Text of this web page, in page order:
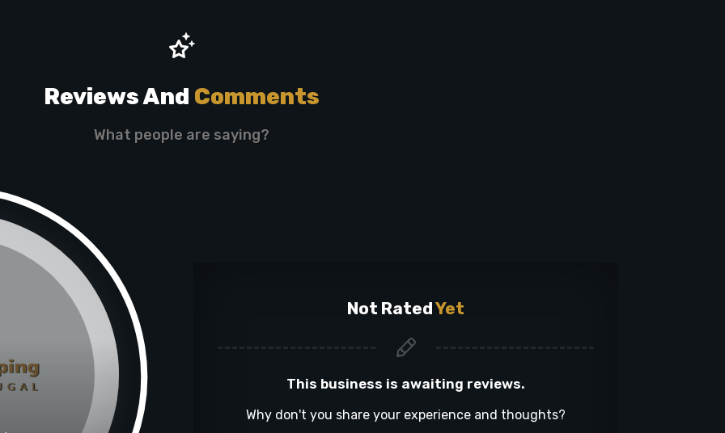
Reviews And Comments
What people are saying?
Not RatedYet
This business is awaiting reviews.
Why don't you share your experience and thoughts?